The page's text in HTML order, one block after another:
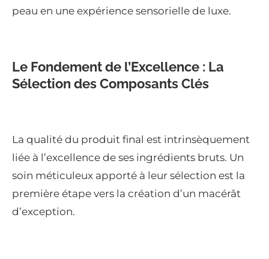
peau en une expérience sensorielle de luxe.
Le Fondement de l’Excellence : La
Sélection des Composants Clés
La qualité du produit final est intrinsèquement
liée à l’excellence de ses ingrédients bruts. Un
soin méticuleux apporté à leur sélection est la
première étape vers la création d’un macérât
d’exception.